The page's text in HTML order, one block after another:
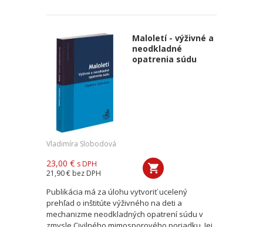
Maloletí - výživné a
neodkladné
opatrenia súdu
Vladimíra Slobodová
23,00 € s DPH
21,90 € bez DPH
Publikácia má za úlohu vytvoriť ucelený
prehľad o inštitúte výživného na deti a
mechanizme neodkladných opatrení súdu v